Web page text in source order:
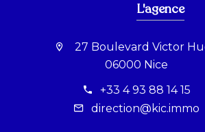
L'agence
27 Boulevard Victor
06000 Nice
+33 4 93 88 14 15
direction@kic.immo